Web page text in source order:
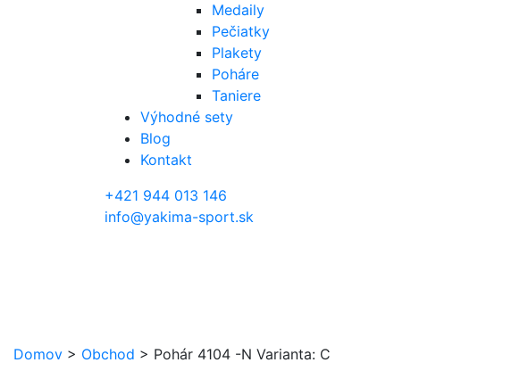
Medaily
Pečiatky
Plakety
Poháre
Taniere
Výhodné sety
Blog
Kontakt
+421 944 013 146
info@yakima-sport.sk
Domov > Obchod > Pohár 4104 -N Varianta: C